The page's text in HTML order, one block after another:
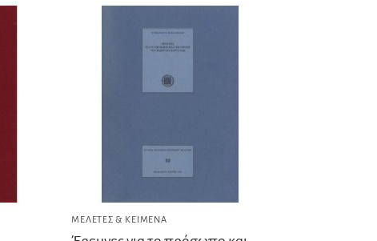
ΜΕΛΈΤΕΣ & ΚΕΊΜΕΝΑ